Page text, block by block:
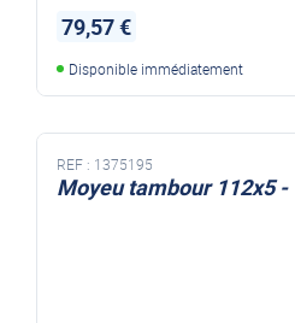
79,57 €
Disponible immédiatement
REF : 1375195
Moyeu tambour 112x5 -